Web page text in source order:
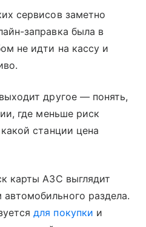
сервисов заметно
заправка была в
не идти на кассу и
другое — понять,
где меньше риск
станции цена
карты АЗС выглядит
раздела.
для покупки и